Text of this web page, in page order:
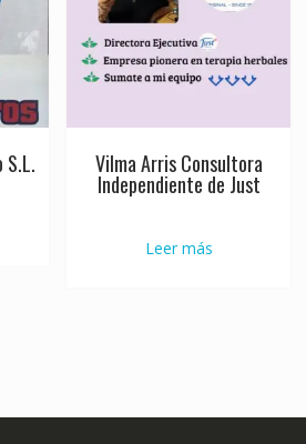
S.L. Vilma Arris Consultora
Independiente de Just
Leer más